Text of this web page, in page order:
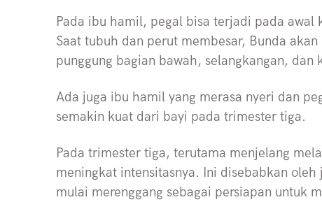
Pada ibu hamil, pegal bisa terjadi pada
Saat tubuh dan perut membesar, Bunda
punggung bagian bawah, selangkangan, dan
Ada juga ibu hamil yang merasa nyeri dan
semakin kuat dari bayi pada trimester tiga.
Pada trimester tiga, terutama menjelang
meningkat intensitasnya. Ini disebabkan
mulai merenggang sebagai persiapan untuk